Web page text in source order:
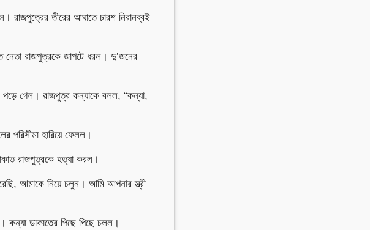
রাজপুত্রের তীরের আঘাতে চারশ নিরানব্বই
নেতা রাজপুত্রকে জাপটে ধরল। দু’জনের
পড়ে গেল। রাজপুত্র কন্যাকে বলল, “কন্যা,
পরিসীমা হারিয়ে ফেলল।
রাজপুত্রকে হত্যা করল।
আমাকে নিয়ে চলুন। আমি আপনার স্ত্রী
কন্যা ডাকাতের পিছে পিছে চলল।